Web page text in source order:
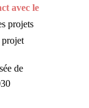
avec le
projets
projet
de